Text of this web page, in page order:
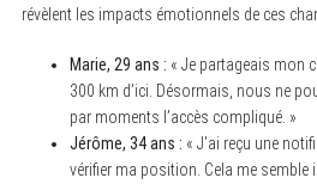
révèlent les impacts émotionnels de ces
Marie, 29 ans : « Je partageais mon
300 km d’ici. Désormais, nous ne
par moments l’accès compliqué. »
Jérôme, 34 ans : « J’ai reçu une
vérifier ma position. Cela me